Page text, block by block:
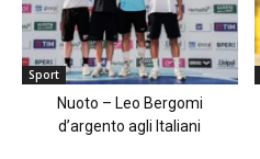
Sport
Nuoto – Leo Bergomi
d’argento agli Italiani